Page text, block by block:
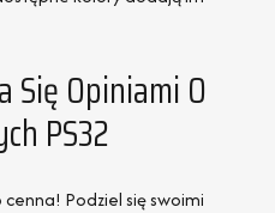
Się Opiniami O
PS32
Podziel się swoimi